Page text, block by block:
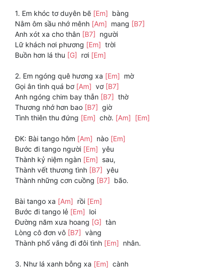
1. Em khóc tơ duyên bẽ [Em] bàng
Nằm ôm sầu nhớ mênh [Am] mang [B7]
Anh xót xa cho thân [B7] người
Lữ khách nơi phương [Em] trời
Buồn hơn lá thu [G] rơi [Em]
2. Em ngóng quê hương xa [Em] mờ
Gọi ân tình quá bơ [Am] vơ [B7]
Anh ngóng chim bay thẫn [B7] thờ
Thương nhớ hơn bao [B7] giờ
Tình thiên thu đứng [Em] chờ. [Am] [Em]
ĐK: Bài tango hôm [Am] nào [Em]
Bước đi tango người [Em] yêu
Thành kỷ niệm ngàn [Em] sau,
Thành vết thương tình [B7] yêu
Thành những cơn cuồng [B7] bão.
Bài tango xa [Am] rồi [Em]
Bước đi tango lẻ [Em] loi
Ðường năm xưa hoang [G] tàn
Lòng cô đơn vô [B7] vàng
Thành phố vắng đi đôi tình [Em] nhân.
3. Như lá xanh bỗng xa [Em] cành